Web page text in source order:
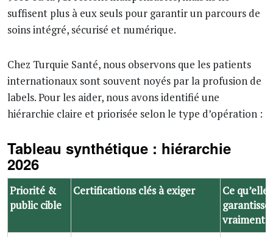
suffisent plus à eux seuls pour garantir un parcours de
soins intégré, sécurisé et numérique.
Chez Turquie Santé, nous observons que les patients
internationaux sont souvent noyés par la profusion de
labels. Pour les aider, nous avons identifié une
hiérarchie claire et priorisée selon le type d’opération :
Tableau synthétique : hiérarchie
2026
Priorité &
public cible
Certifications clés à exiger
Ce qu’elles
vraiment